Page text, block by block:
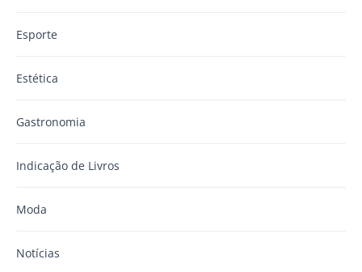
Esporte
Estética
Gastronomia
Indicação de Livros
Moda
Notícias